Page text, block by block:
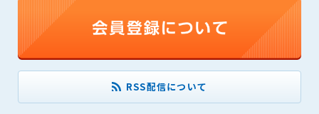
RSS配信について
(6) 管理者が承認していない営利を目的とした行為
(7) 公序良俗に反する行為
(8) 犯罪的行為に結びつく行為
(9) その他、法律に反する行為
(10) 建設資料館から知り得た情報及びダウンロードした情報
を、営利を目的として第三者に転売し、または転売のため
に第三者に提供すること